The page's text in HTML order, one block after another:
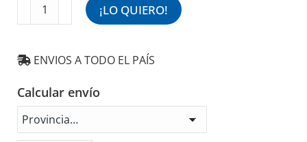
Acero
Fija
6"
Cocina
baño
RF15A
cantidad
¡LO QUIERO!
ENVIOS A TODO EL PAÍS
Calcular envío